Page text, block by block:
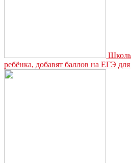
ребёнка, добавят баллов на ЕГЭ